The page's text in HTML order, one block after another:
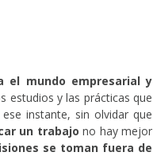
el mundo empresarial y
estudios y las prácticas que
instante, sin olvidar que
un trabajo no hay mejor
se toman fuera de